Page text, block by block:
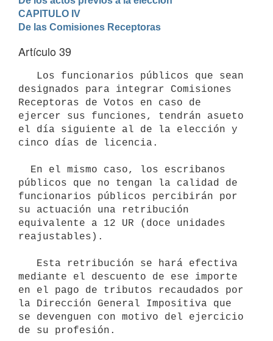
CAPITULO IV
De las Comisiones Receptoras
Artículo 39
designados para integrar Comisiones
Receptoras de Votos en caso de
ejercer sus funciones, tendrán asueto
el día siguiente al de la elección y
cinco días de licencia.
públicos que no tengan la calidad de
funcionarios públicos percibirán por
su actuación una retribución
equivalente a 12 UR (doce unidades
reajustables).
mediante el descuento de ese importe
en el pago de tributos recaudados por
la Dirección General Impositiva que
se devenguen con motivo del ejercicio
de su profesión.